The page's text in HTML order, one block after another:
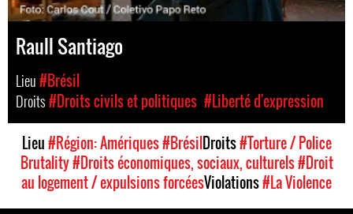
Raull Santiago
Lieu#Brésil
Droits#Droits civils et politiques #Liberté d'expression
Lieu#Région: Amériques#BrésilDroits#Torture / Police
Brutality#Droits économiques, sociaux, culturels#Droit
au logement / expulsions forcéesViolations#La Violence